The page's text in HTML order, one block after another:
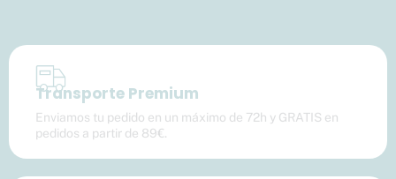
Transporte Premium
Enviamos tu pedido en un máximo de 72h y GRATIS en
pedidos a partir de 89€.